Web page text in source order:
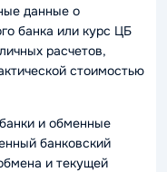
данные о
банка или курс ЦБ
расчетов,
стоимостью
и обменные
банковский
и текущей